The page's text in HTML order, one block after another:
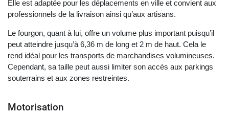
Elle est adaptée pour les déplacements en ville et convient aux
professionnels de la livraison ainsi qu’aux artisans.
Le fourgon, quant à lui, offre un volume plus important puisqu’il
peut atteindre jusqu’à 6,36 m de long et 2 m de haut. Cela le
rend idéal pour les transports de marchandises volumineuses.
Cependant, sa taille peut aussi limiter son accès aux parkings
souterrains et aux zones restreintes.
Motorisation